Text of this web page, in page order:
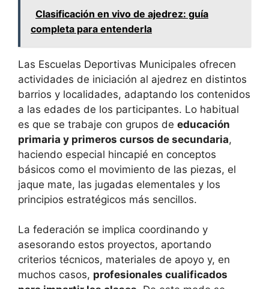
Clasificación en vivo de ajedrez: guía
completa para entenderla
Las Escuelas Deportivas Municipales ofrecen
actividades de iniciación al ajedrez en distintos
barrios y localidades, adaptando los contenidos
a las edades de los participantes. Lo habitual
es que se trabaje con grupos de educación
primaria y primeros cursos de secundaria,
haciendo especial hincapié en conceptos
básicos como el movimiento de las piezas, el
jaque mate, las jugadas elementales y los
principios estratégicos más sencillos.
La federación se implica coordinando y
asesorando estos proyectos, aportando
criterios técnicos, materiales de apoyo y, en
muchos casos, profesionales cualificados